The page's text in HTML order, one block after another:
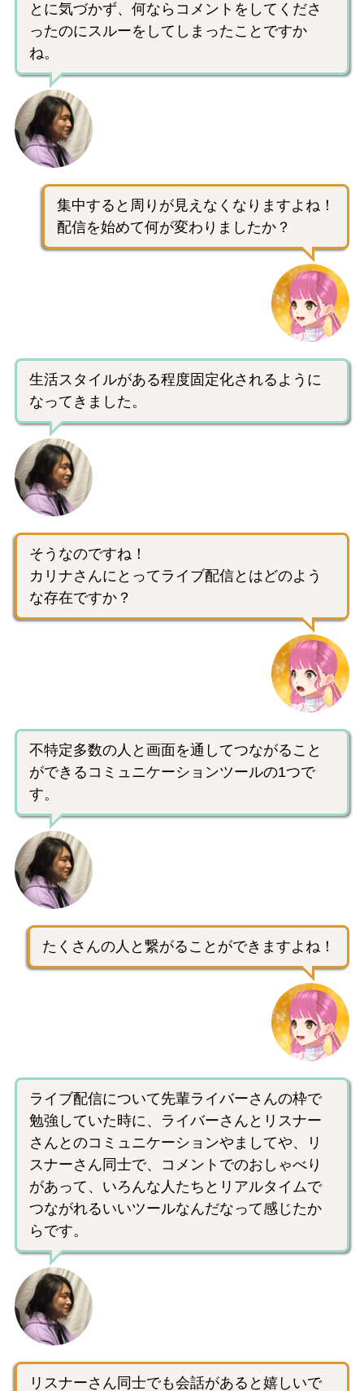
とに気づかず、何ならコメントをしてくださ
ったのにスルーをしてしまったことですか
ね。
集中すると周りが見えなくなりますよね！
配信を始めて何が変わりましたか？
生活スタイルがある程度固定化されるように
なってきました。
そうなのですね！
カリナさんにとってライブ配信とはどのよう
な存在ですか？
不特定多数の人と画面を通してつながること
ができるコミュニケーションツールの1つで
す。
たくさんの人と繋がることができますよね！
ライブ配信について先輩ライバーさんの枠で
勉強していた時に、ライバーさんとリスナー
さんとのコミュニケーションやましてや、リ
スナーさん同士で、コメントでのおしゃべり
があって、いろんな人たちとリアルタイムで
つながれるいいツールなんだなって感じたか
らです。
リスナーさん同士でも会話があると嬉しいで